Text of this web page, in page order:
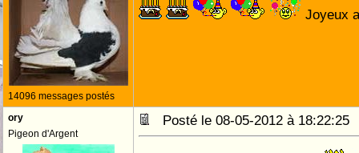
14096 messages postés
Joyeux
ory
Pigeon d'Argent
Posté le 08-05-2012 à